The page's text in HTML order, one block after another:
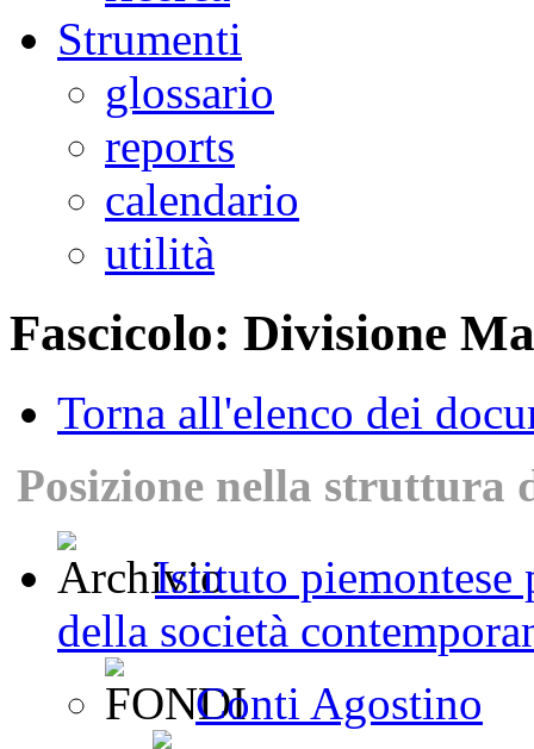
Strumenti
glossario
reports
calendario
utilità
Fascicolo: Divisione
Torna all'elenco dei
Posizione nella struttura
Istituto piemontese
della società
Conti Agostino